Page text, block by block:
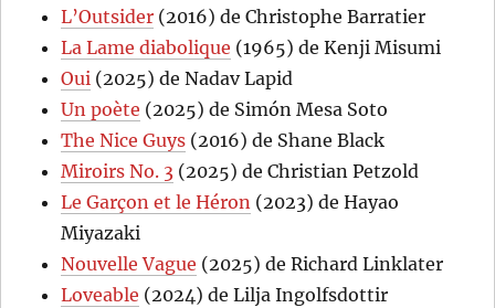
L’Outsider (2016) de Christophe Barratier
La Lame diabolique (1965) de Kenji Misumi
Oui (2025) de Nadav Lapid
Un poète (2025) de Simón Mesa Soto
The Nice Guys (2016) de Shane Black
Miroirs No. 3 (2025) de Christian Petzold
Le Garçon et le Héron (2023) de Hayao
Miyazaki
Nouvelle Vague (2025) de Richard Linklater
Loveable (2024) de Lilja Ingolfsdottir